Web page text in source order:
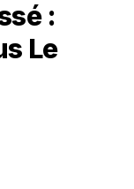
:
Le